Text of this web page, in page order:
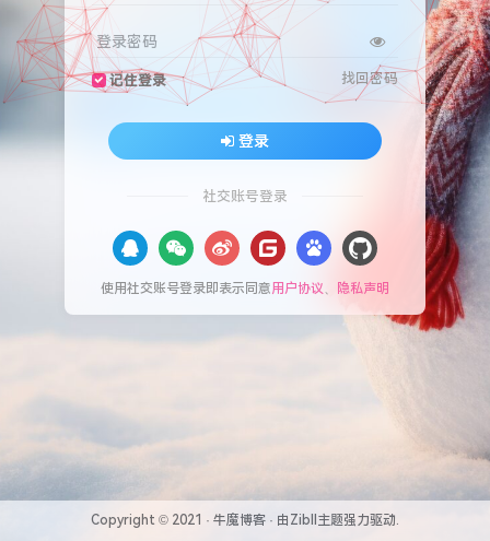
登录密码
记住登录 找回密码
登录
社交账号登录
使用社交账号登录即表示同意用户协议、 隐私声明
Copyright © 2021 · 牛魔博客 · 由 Zibll主题强力驱动.